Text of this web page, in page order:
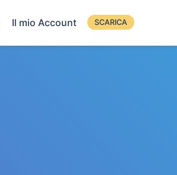
Il mio Account SCARICA